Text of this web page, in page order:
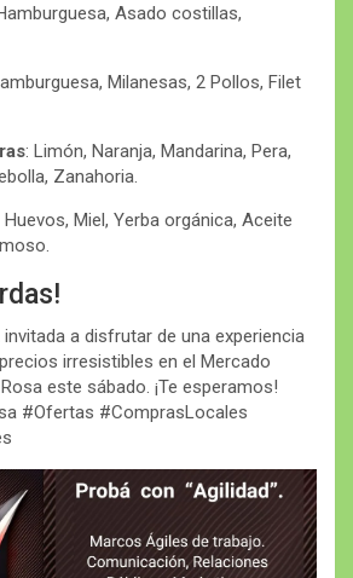
Asado costillas,
Milanesas, 2 Pollos, Filet
: Limón, Naranja, Mandarina, Pera,
Zanahoria.
Huevos, Miel, Yerba orgánica, Aceite
a disfrutar de una experiencia
irresistibles en el Mercado
este sábado. ¡Te esperamos!
#Ofertas #ComprasLocales